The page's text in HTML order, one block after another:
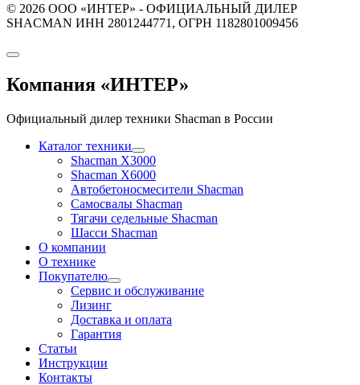
© 2026 ООО «ИНТЕР» - ОФИЦИАЛЬНЫЙ ДИЛЕР
SHACMAN ИНН 2801244771, ОГРН 1182801009456
Компания «ИНТЕР»
Официальный дилер техники Shacman в России
Каталог техники
Shacman X3000
Shacman X6000
Автобетоносмесители Shacman
Самосвалы Shacman
Тягачи седельные Shacman
Шасси Shacman
О компании
О технике
Покупателю
Сервис и обслуживание
Лизинг
Доставка и оплата
Гарантия
Статьи
Инструкции
Контакты